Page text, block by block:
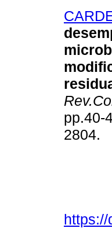
pp.40-
2804.
https://